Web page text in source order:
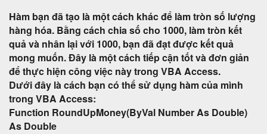
Hàm bạn đã tạo là một cách khác để làm tròn số lượng
hàng hóa. Bằng cách chia số cho 1000, làm tròn kết
quả và nhân lại với 1000, bạn đã đạt được kết quả
mong muốn. Đây là một cách tiếp cận tốt và đơn giản
để thực hiện công việc này trong VBA Access.
Dưới đây là cách bạn có thể sử dụng hàm của mình
trong VBA Access:
Function RoundUpMoney(ByVal Number As Double)
As Double